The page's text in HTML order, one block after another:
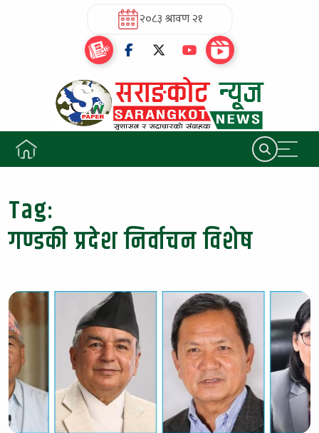
२०८३ श्रावण २१
Tag:
गण्डकी प्रदेश निर्वाचन विशेष